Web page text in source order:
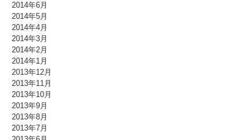
2014年6月
2014年5月
2014年4月
2014年3月
2014年2月
2014年1月
2013年12月
2013年11月
2013年10月
2013年9月
2013年8月
2013年7月